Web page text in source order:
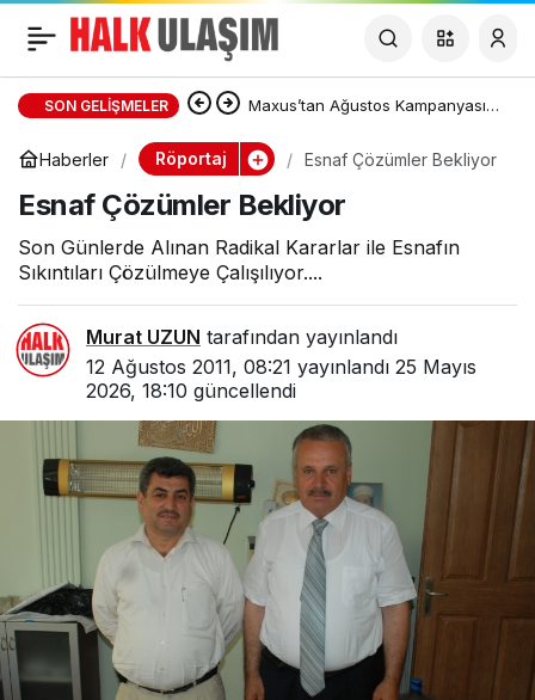
SON GELIŞMELER Maxus’tan Ağustos Kampanyası:
DELIVER 7 ve DELIVER 9’da Sıfır
Faizli Kredi ve Özel Fiyat Avantajı
Haberler Röportaj Esnaf Çözümler Bekliyor
Esnaf Çözümler Bekliyor
Son Günlerde Alınan Radikal Kararlar ile Esnafın
Sıkıntıları Çözülmeye Çalışılıyor....
Murat UZUN tarafından yayınlandı
12 Ağustos 2011, 08:21 yayınlandı 25 Mayıs
2026, 18:10 güncellendi
Esnaf Çözümler Bekliyor